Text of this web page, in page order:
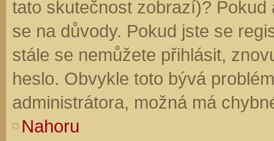
tato skutečnost zobrazí)?
se na důvody. Pokud jste se
stále se nemůžete přihlásit,
heslo. Obvykle toto bývá
administrátora, možná má
Nahoru